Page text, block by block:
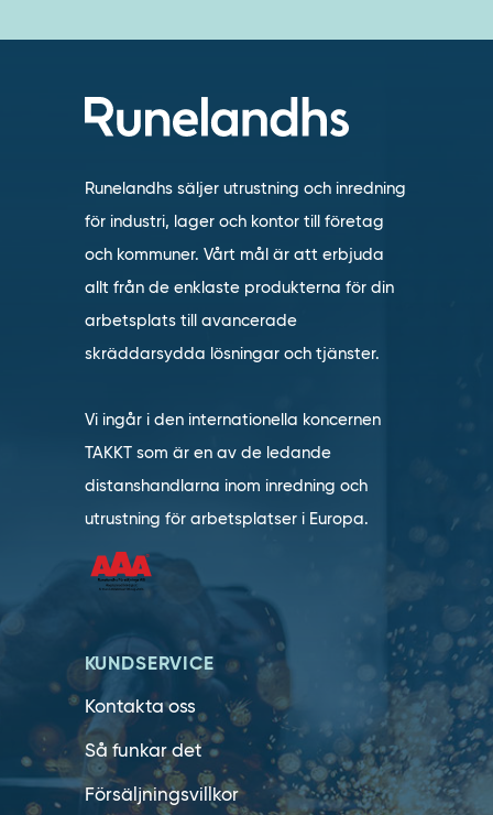
Runelandhs säljer utrustning och inredning
för industri, lager och kontor till företag
och kommuner. Vårt mål är att erbjuda
allt från de enklaste produkterna för din
arbetsplats till avancerade
skräddarsydda lösningar och tjänster.
Vi ingår i den internationella koncernen
TAKKT som är en av de ledande
distanshandlarna inom inredning och
utrustning för arbetsplatser i Europa.
KUNDSERVICE
Kontakta oss
Så funkar det
Försäljningsvillkor